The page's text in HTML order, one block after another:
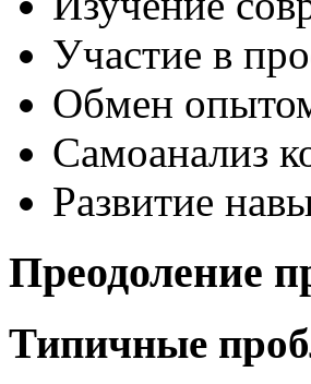
Участие в
Обмен
Самоанализ
Развитие
Преодоление
Типичные